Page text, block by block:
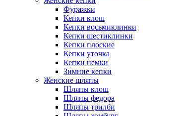
Фуражки
Кепки клош
Кепки восьмиклинки
Кепки шестиклинки
Кепки плоские
Кепки уточка
Кепки немки
Зимние кепки
Женские шляпы
Шляпы клош
Шляпы федора
Шляпы трилби